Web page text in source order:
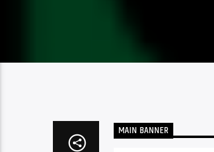
MAIN BANNER